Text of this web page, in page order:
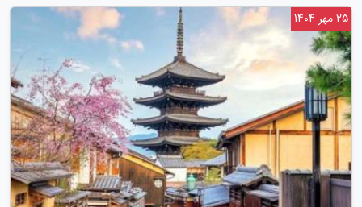
25 مهر 1404